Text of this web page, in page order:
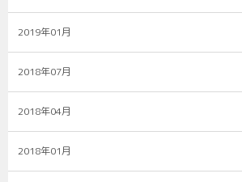
2019年01月
2018年07月
2018年04月
2018年01月